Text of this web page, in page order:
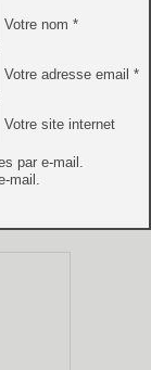
Votre nom *
Votre adresse email *
Votre site internet
par e-mail.
mail.